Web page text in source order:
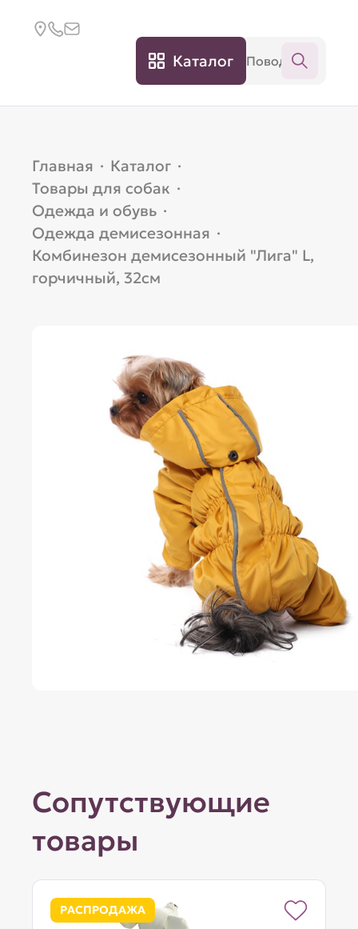
Каталог
Главная · Каталог ·
Товары для собак ·
Одежда и обувь ·
Одежда демисезонная ·
Комбинезон демисезонный "Лига" L,
горчичный, 32см
Сопутствующие
товары
РАСПРОДАЖА